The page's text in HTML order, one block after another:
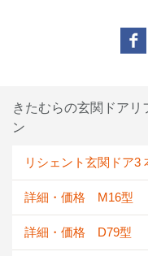
きたむらの玄関ドアリ
ン
リシェント玄関ドア3
詳細・価格 M16型
詳細・価格 D79型